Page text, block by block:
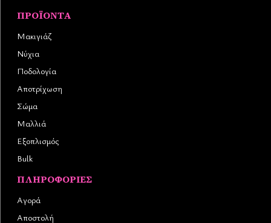
ΠΡΟΪΌΝΤΑ
Μακιγιάζ
Νύχια
Ποδολογία
Αποτρίχωση
Σώμα
Μαλλιά
Εξοπλισμός
Bulk
ΠΛΗΡΟΦΟΡΊΕΣ
Αγορά
Αποστολή